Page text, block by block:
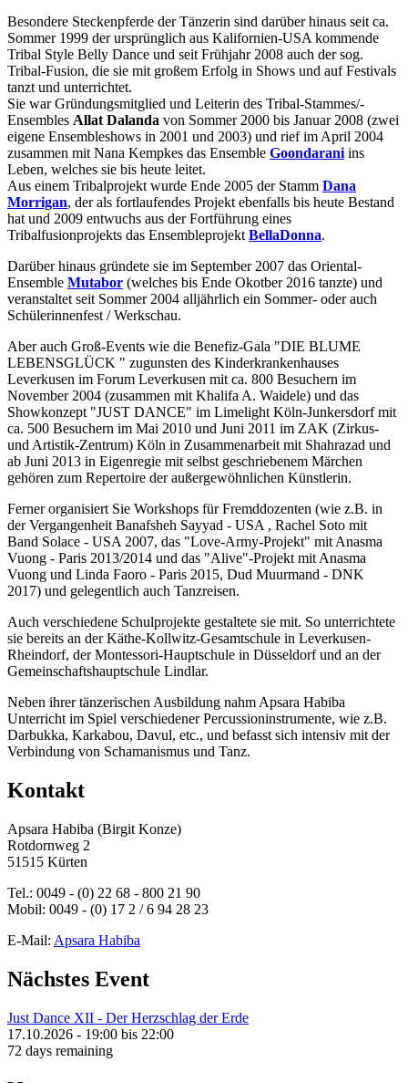
Besondere Steckenpferde der Tänzerin sind darüber hinaus seit ca.
Sommer 1999 der ursprünglich aus Kalifornien-USA kommende
Tribal Style Belly Dance und seit Frühjahr 2008 auch der sog.
Tribal-Fusion, die sie mit großem Erfolg in Shows und auf Festivals
tanzt und unterrichtet.
Sie war Gründungsmitglied und Leiterin des Tribal-Stammes/-
Ensembles Allat Dalanda von Sommer 2000 bis Januar 2008 (zwei
eigene Ensembleshows in 2001 und 2003) und rief im April 2004
zusammen mit Nana Kempkes das Ensemble Goondarani ins
Leben, welches sie bis heute leitet.
Aus einem Tribalprojekt wurde Ende 2005 der Stamm Dana
Morrigan, der als fortlaufendes Projekt ebenfalls bis heute Bestand
hat und 2009 entwuchs aus der Fortführung eines
Tribalfusionprojekts das Ensembleprojekt BellaDonna.
Darüber hinaus gründete sie im September 2007 das Oriental-
Ensemble Mutabor (welches bis Ende Okotber 2016 tanzte) und
veranstaltet seit Sommer 2004 alljährlich ein Sommer- oder auch
Schülerinnenfest / Werkschau.
Aber auch Groß-Events wie die Benefiz-Gala "DIE BLUME
LEBENSGLÜCK " zugunsten des Kinderkrankenhauses
Leverkusen im Forum Leverkusen mit ca. 800 Besuchern im
November 2004 (zusammen mit Khalifa A. Waidele) und das
Showkonzept "JUST DANCE" im Limelight Köln-Junkersdorf mit
ca. 500 Besuchern im Mai 2010 und Juni 2011 im ZAK (Zirkus-
und Artistik-Zentrum) Köln in Zusammenarbeit mit Shahrazad und
ab Juni 2013 in Eigenregie mit selbst geschriebenem Märchen
gehören zum Repertoire der außergewöhnlichen Künstlerin.
Ferner organisiert Sie Workshops für Fremddozenten (wie z.B. in
der Vergangenheit Banafsheh Sayyad - USA , Rachel Soto mit
Band Solace - USA 2007, das "Love-Army-Projekt" mit Anasma
Vuong - Paris 2013/2014 und das "Alive"-Projekt mit Anasma
Vuong und Linda Faoro - Paris 2015, Dud Muurmand - DNK
2017) und gelegentlich auch Tanzreisen.
Auch verschiedene Schulprojekte gestaltete sie mit. So unterrichtete
sie bereits an der Käthe-Kollwitz-Gesamtschule in Leverkusen-
Rheindorf, der Montessori-Hauptschule in Düsseldorf und an der
Gemeinschaftshauptschule Lindlar.
Neben ihrer tänzerischen Ausbildung nahm Apsara Habiba
Unterricht im Spiel verschiedener Percussioninstrumente, wie z.B.
Darbukka, Karkabou, Davul, etc., und befasst sich intensiv mit der
Verbindung von Schamanismus und Tanz.
Kontakt
Apsara Habiba (Birgit Konze)
Rotdornweg 2
51515 Kürten
Tel.: 0049 - (0) 22 68 - 800 21 90
Mobil: 0049 - (0) 17 2 / 6 94 28 23
E-Mail: Apsara Habiba
Nächstes Event
Just Dance XII - Der Herzschlag der Erde
17.10.2026 - 19:00 bis 22:00
72 days remaining